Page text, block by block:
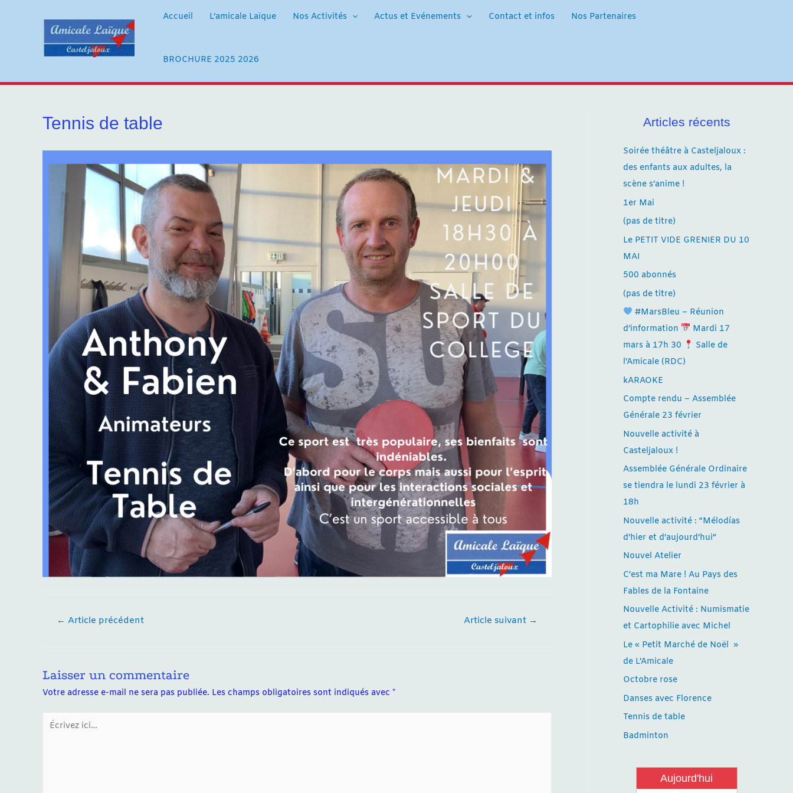
Accueil L’amicale Laïque Nos Activités Actus et Evénements Contact et infos Nos Partenaires
BROCHURE 2025 2026
Tennis de table
Navigation
← Article précédent Article suivant →
Laisser un commentaire
Votre adresse e-mail ne sera pas publiée. Les champs obligatoires sont indiqués avec *
Écrivez
Articles récents
Soirée théâtre à Casteljaloux :
des enfants aux adultes, la
scène s’anime !
1er Mai
(pas de titre)
Le PETIT VIDE GRENIER DU 10
MAI
500 abonnés
(pas de titre)
#MarsBleu – Réunion
d’information
Mardi 17
mars à 17h 30
Salle de
l’Amicale (RDC)
kARAOKE
Compte rendu – Assemblée
Générale 23 février
Nouvelle activité à
Casteljaloux !
Assemblée Générale Ordinaire
se tiendra le lundi 23 février à
18h
Nouvelle activité : “Mélodías
d’hier et d’aujourd’hui”
Nouvel Atelier
C’est ma Mare ! Au Pays des
Fables de la Fontaine
Nouvelle Activité : Numismatie
et Cartophilie avec Michel
Le « Petit Marché de Noël »
de L’Amicale
Octobre rose
Danses avec Florence
Tennis de table
Badminton
Aujourd'hui